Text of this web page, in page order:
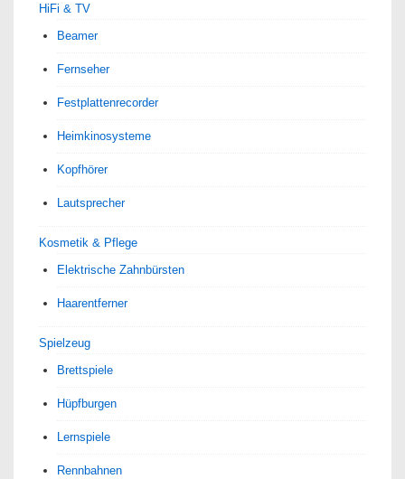
HiFi & TV
Beamer
Fernseher
Festplattenrecorder
Heimkinosysteme
Kopfhörer
Lautsprecher
Kosmetik & Pflege
Elektrische Zahnbürsten
Haarentferner
Spielzeug
Brettspiele
Hüpfburgen
Lernspiele
Rennbahnen